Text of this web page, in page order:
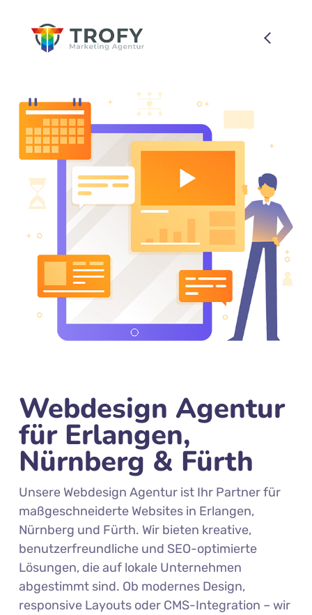
Webdesign Agentur
für Erlangen,
Nürnberg & Fürth
Unsere Webdesign Agentur ist Ihr Partner für
maßgeschneiderte Websites in Erlangen,
Nürnberg und Fürth. Wir bieten kreative,
benutzerfreundliche und SEO-optimierte
Lösungen, die auf lokale Unternehmen
abgestimmt sind. Ob modernes Design,
responsive Layouts oder CMS-Integration – wir